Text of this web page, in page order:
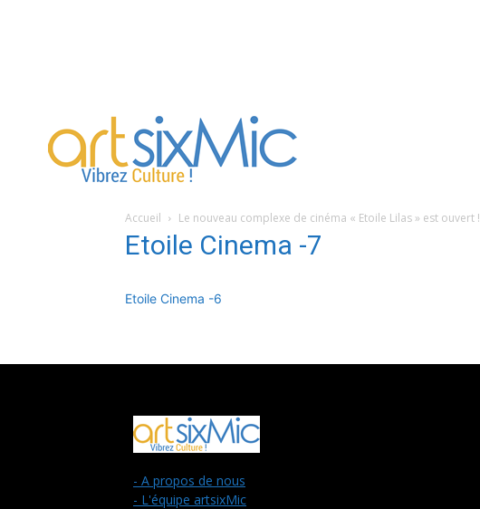
artsixMic
Accueil Le nouveau complexe de cinéma « Etoile Lilas » est ouvert !
Etoile Cinema -7
Etoile Cinema -6
- A propos de nous
- L'équipe artsixMic